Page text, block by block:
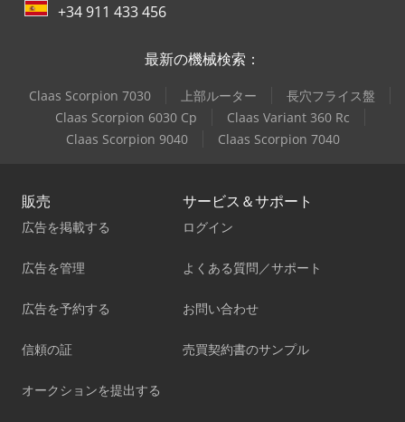
+34 911 433 456
最新の機械検索：
Claas Scorpion 7030 上部ルーター
長穴フライス盤
Claas Scorpion 6030 Cp
Claas Variant 360 Rc
Claas Scorpion 9040
Claas Scorpion 7040
販売
広告を掲載する
広告を管理
広告を予約する
信頼の証
オークションを提出する
サービス＆サポート
ログイン
よくある質問／サポート
お問い合わせ
売買契約書のサンプル